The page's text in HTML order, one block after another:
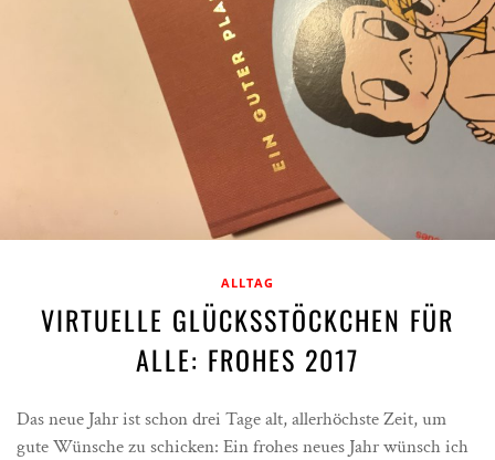
ALLTAG
VIRTUELLE GLÜCKSSTÖCKCHEN FÜR
ALLE: FROHES 2017
Das neue Jahr ist schon drei Tage alt, allerhöchste Zeit, um
gute Wünsche zu schicken: Ein frohes neues Jahr wünsch ich